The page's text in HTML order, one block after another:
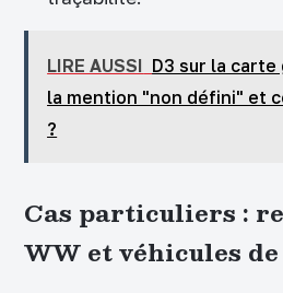
LIRE AUSSI D3 sur la
la mention "non défini" et
?
Cas particuliers :
WW et véhicules